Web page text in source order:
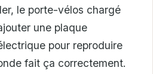
le porte-vélos chargé
une plaque
pour reproduire
fait ça correctement.